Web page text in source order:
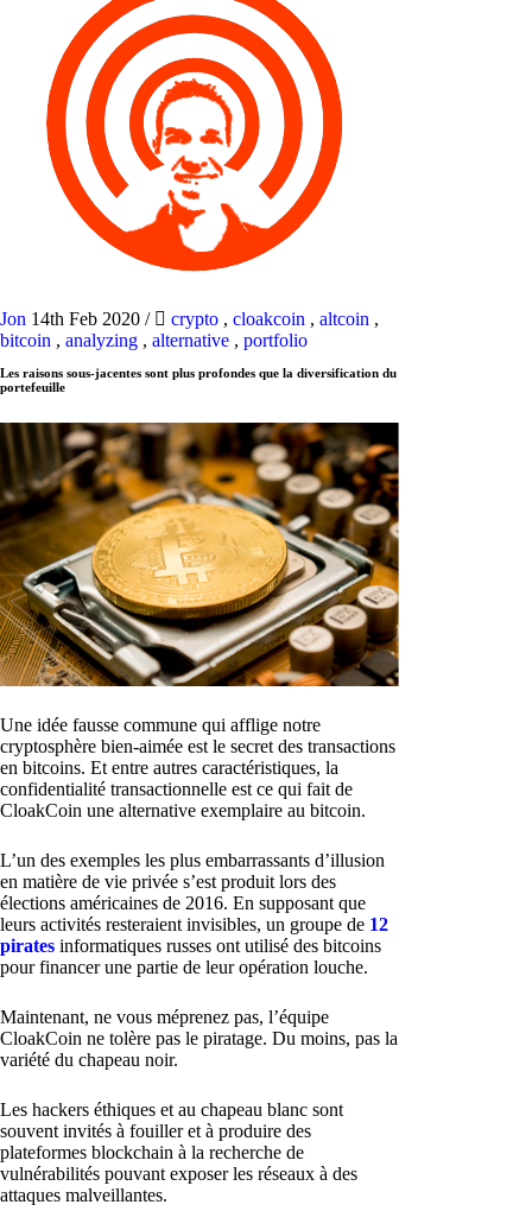
Jon 14th Feb 2020 / crypto , cloakcoin , altcoin ,
bitcoin , analyzing , alternative , portfolio
Les raisons sous-jacentes sont plus profondes que la diversification du
portefeuille
Une idée fausse commune qui afflige notre
cryptosphère bien-aimée est le secret des transactions
en bitcoins. Et entre autres caractéristiques, la
confidentialité transactionnelle est ce qui fait de
CloakCoin une alternative exemplaire au bitcoin.
L’un des exemples les plus embarrassants d’illusion
en matière de vie privée s’est produit lors des
élections américaines de 2016. En supposant que
leurs activités resteraient invisibles, un groupe de 12
pirates informatiques russes ont utilisé des bitcoins
pour financer une partie de leur opération louche.
Maintenant, ne vous méprenez pas, l’équipe
CloakCoin ne tolère pas le piratage. Du moins, pas la
variété du chapeau noir.
Les hackers éthiques et au chapeau blanc sont
souvent invités à fouiller et à produire des
plateformes blockchain à la recherche de
vulnérabilités pouvant exposer les réseaux à des
attaques malveillantes.